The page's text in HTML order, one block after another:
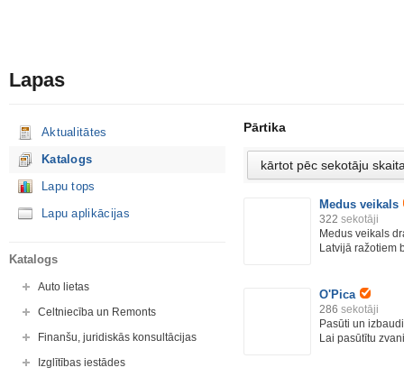
Lapas
Aktualitātes
Katalogs
Lapu tops
Lapu aplikācijas
Katalogs
Auto lietas
Celtniecība un Remonts
Finanšu, juridiskās konsultācijas
Izglītības iestādes
Pārtika
Medus veikals
322 sekotāji
Medus veikals
Latvijā ražotiem
O'Pica
286 sekotāji
Pasūti un
Lai pasūtītu